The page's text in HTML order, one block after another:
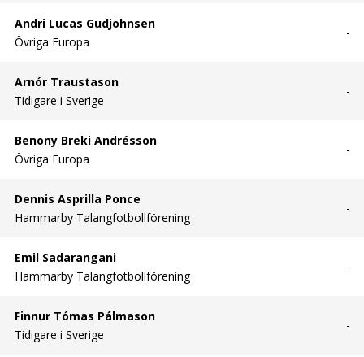
Andri Lucas Gudjohnsen
Övriga Europa
-
Arnór Traustason
Tidigare i Sverige
-
Benony Breki Andrésson
Övriga Europa
-
Dennis Asprilla Ponce
Hammarby Talangfotbollförening
-
Emil Sadarangani
Hammarby Talangfotbollförening
-
Finnur Tómas Pálmason
Tidigare i Sverige
-